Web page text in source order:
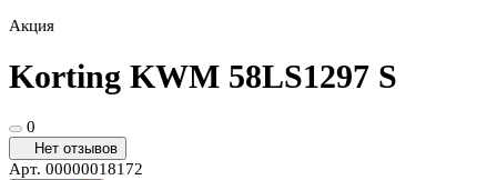
Акция
Korting KWM 58LS1297 S
0
Нет отзывов
Арт. 00000018172